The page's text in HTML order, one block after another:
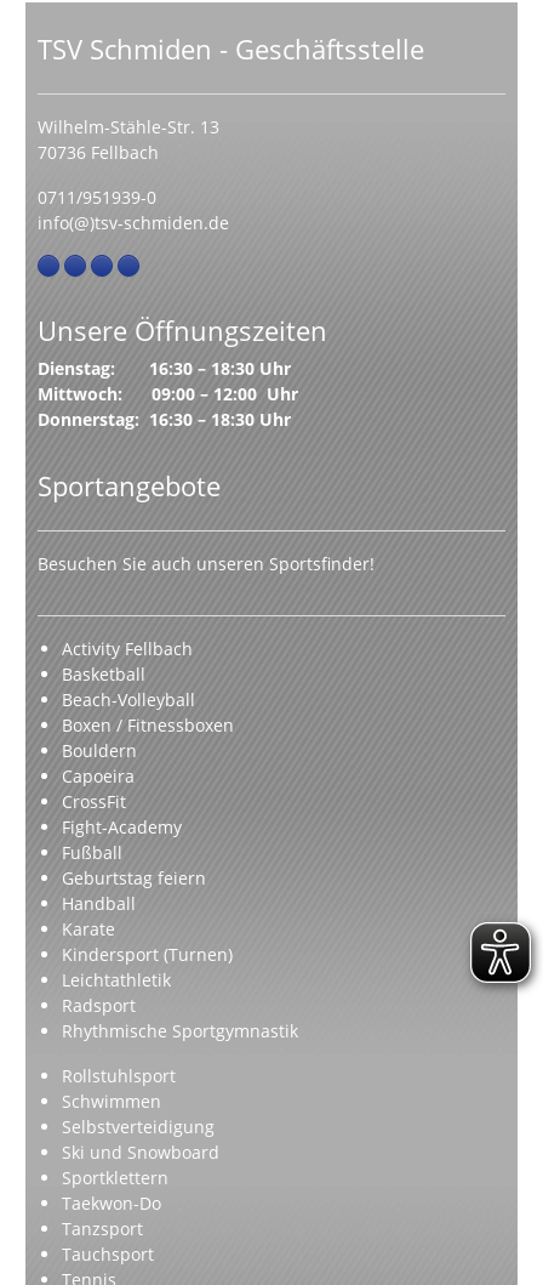
TSV Schmiden - Geschäftsstelle
Wilhelm-Stähle-Str. 13
70736 Fellbach
0711/951939-0
info(@)tsv-schmiden.de
Unsere Öffnungszeiten
Dienstag: 16:30 – 18:30 Uhr
Mittwoch: 09:00 – 12:00 Uhr
Donnerstag: 16:30 – 18:30 Uhr
Sportangebote
Besuchen Sie auch unseren Sportsfinder!
Activity Fellbach
Basketball
Beach-Volleyball
Boxen / Fitnessboxen
Bouldern
Capoeira
CrossFit
Fight-Academy
Fußball
Geburtstag feiern
Handball
Karate
Kindersport (Turnen)
Leichtathletik
Radsport
Rhythmische Sportgymnastik
Rollstuhlsport
Schwimmen
Selbstverteidigung
Ski und Snowboard
Sportklettern
Taekwon-Do
Tanzsport
Tauchsport
Tennis